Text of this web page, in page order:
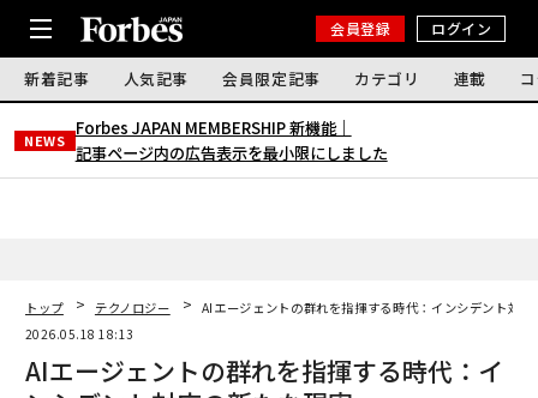
会員登録 ログイン
新着記事 人気記事 会員限定記事 カテゴリ 連載
NEWS
Forbes JAPAN MEMBERSHIP 新機能｜
記事ページ内の広告表示を最小限にしました
トップ テクノロジー
AIエージェントの群れを指揮する時代：インシデント対応
2026.05.18 18:13
AIエージェントの群れを指揮する時代：イ